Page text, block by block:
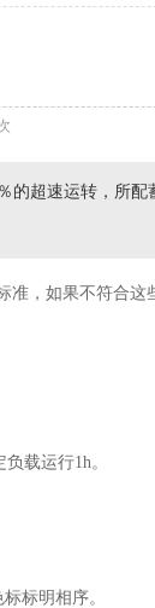
的超速运转，所配
，如果不符合这
载运行1h。
标明相序。